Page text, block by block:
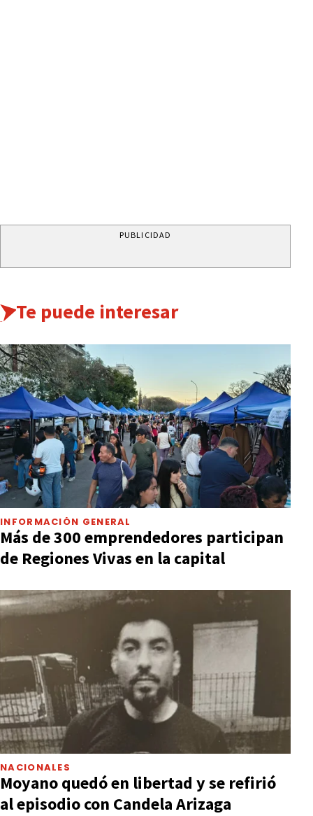
PUBLICIDAD
Te puede interesar
INFORMACIÓN GENERAL
Más de 300 emprendedores participan
de Regiones Vivas en la capital
NACIONALES
Moyano quedó en libertad y se refirió
al episodio con Candela Arizaga